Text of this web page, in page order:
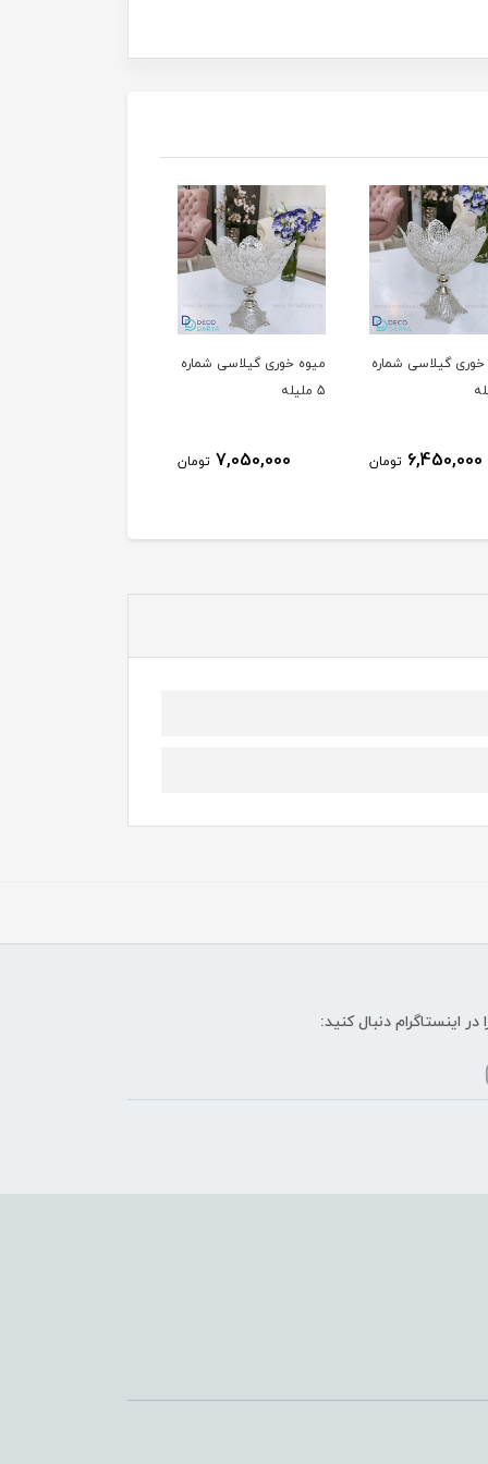
گیلاسی شماره
7,050,000 تومان
آجیل خوری گرد شماره 4
ملیله
6,450,000 تومان
در اینستاگرام دنبال کنید: